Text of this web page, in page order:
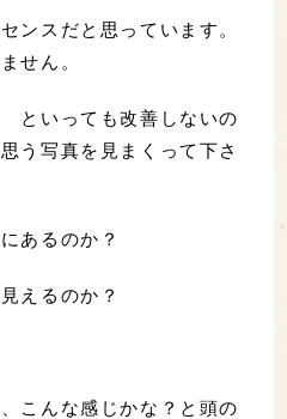
ンスだと思っています。
せん。
といっても改善しないの
う写真を見まくって下さ
あるのか？
えるのか？
こんな感じかな？と頭の